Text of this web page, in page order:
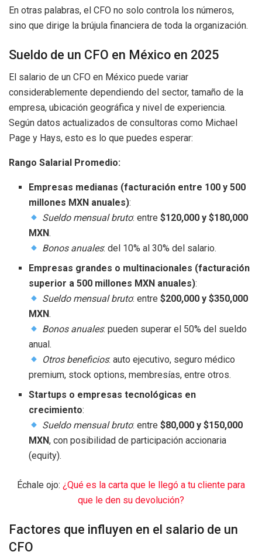
En otras palabras, el CFO no solo controla los números,
sino que dirige la brújula financiera de toda la organización.
Sueldo de un CFO en México en 2025
El salario de un CFO en México puede variar
considerablemente dependiendo del sector, tamaño de la
empresa, ubicación geográfica y nivel de experiencia.
Según datos actualizados de consultoras como Michael
Page y Hays, esto es lo que puedes esperar:
Rango Salarial Promedio:
Empresas medianas (facturación entre 100 y 500
millones MXN anuales):
Sueldo mensual bruto: entre $120,000 y $180,000
MXN.
Bonos anuales: del 10% al 30% del salario.
Empresas grandes o multinacionales (facturación
superior a 500 millones MXN anuales):
Sueldo mensual bruto: entre $200,000 y $350,000
MXN.
Bonos anuales: pueden superar el 50% del sueldo
anual.
Otros beneficios: auto ejecutivo, seguro médico
premium, stock options, membresías, entre otros.
Startups o empresas tecnológicas en
crecimiento:
Sueldo mensual bruto: entre $80,000 y $150,000
MXN, con posibilidad de participación accionaria
(equity).
Échale ojo: ¿Qué es la carta que le llegó a tu cliente para
que le den su devolución?
Factores que influyen en el salario de un
CFO